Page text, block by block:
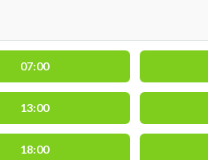
07:00
13:00
18:00